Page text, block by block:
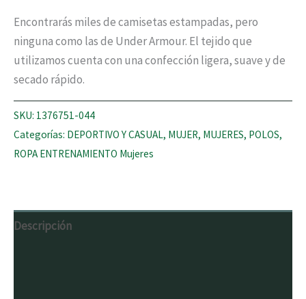
Encontrarás miles de camisetas estampadas, pero
ninguna como las de Under Armour. El tejido que
utilizamos cuenta con una confección ligera, suave y de
secado rápido.
SKU: 1376751-044
Categorías: DEPORTIVO Y CASUAL, MUJER, MUJERES, POLOS,
ROPA ENTRENAMIENTO Mujeres
Descripción